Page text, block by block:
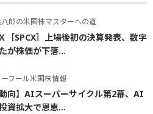
郎の米国株マスターへの道
［SPCX］上場後初の決算発表、数字
が株価が下落...
フール米国株情報
動向】AIスーパーサイクル第2幕、AI
資拡大で恩恵...